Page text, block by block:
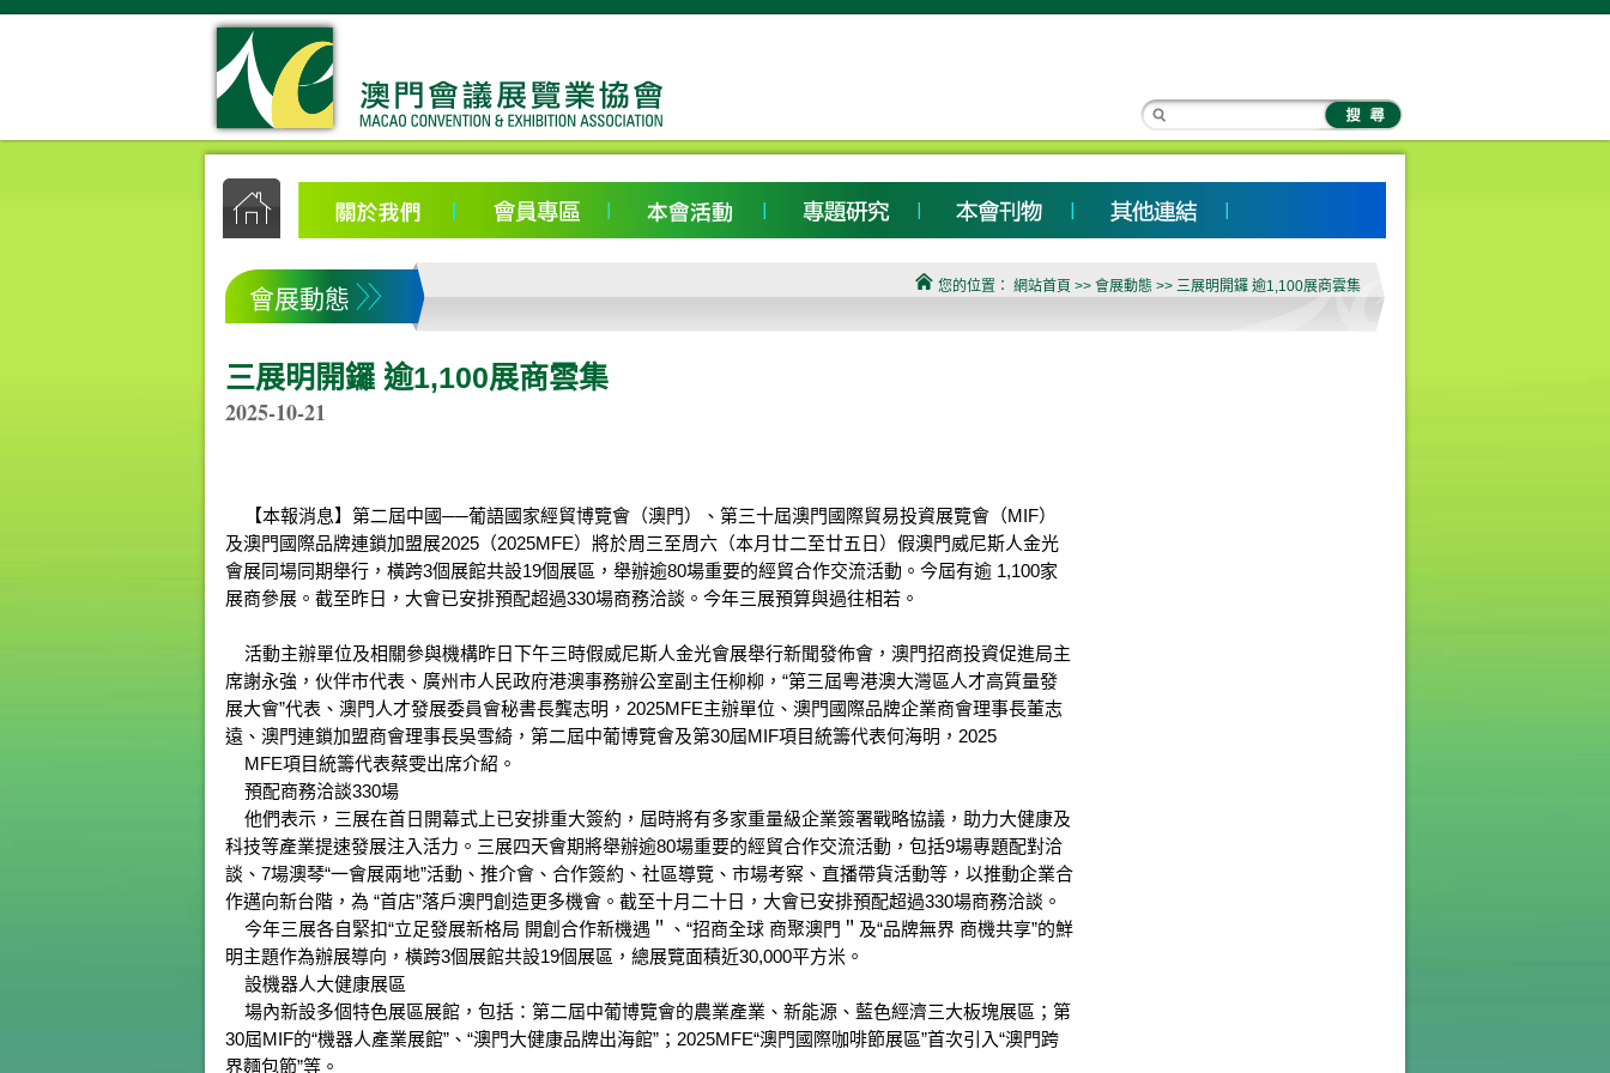
會展動態 您的位置： 網站首頁 >> 會展動態 >> 三展明開鑼 逾1,100展商雲集
三展明開鑼 逾1,100展商雲集
2025-10-21
【本報消息】第二屆中國──葡語國家經貿博覽會（澳門）、第三十屆澳門國際貿易投資展覽會（MIF）
及澳門國際品牌連鎖加盟展2025（2025MFE）將於周三至周六（本月廿二至廿五日）假澳門威尼斯人金光
會展同場同期舉行，橫跨3個展館共設19個展區，舉辦逾80場重要的經貿合作交流活動。今屆有逾 1,100家
展商參展。截至昨日，大會已安排預配超過330場商務洽談。今年三展預算與過往相若。
活動主辦單位及相關參與機構昨日下午三時假威尼斯人金光會展舉行新聞發佈會，澳門招商投資促進局主
席謝永強，伙伴市代表、廣州市人民政府港澳事務辦公室副主任柳柳，“第三屆粵港澳大灣區人才高質量發
展大會”代表、澳門人才發展委員會秘書長龔志明，2025MFE主辦單位、澳門國際品牌企業商會理事長董志
遠、澳門連鎖加盟商會理事長吳雪綺，第二屆中葡博覽會及第30屆MIF項目統籌代表何海明，2025
MFE項目統籌代表蔡雯出席介紹。
預配商務洽談330場
他們表示，三展在首日開幕式上已安排重大簽約，屆時將有多家重量級企業簽署戰略協議，助力大健康及
科技等產業提速發展注入活力。三展四天會期將舉辦逾80場重要的經貿合作交流活動，包括9場專題配對洽
談、7場澳琴“一會展兩地”活動、推介會、合作簽約、社區導覽、市場考察、直播帶貨活動等，以推動企業合
作邁向新台階，為 “首店”落戶澳門創造更多機會。截至十月二十日，大會已安排預配超過330場商務洽談。
今年三展各自緊扣“立足發展新格局 開創合作新機遇＂、“招商全球 商聚澳門＂及“品牌無界 商機共享”的鮮
明主題作為辦展導向，橫跨3個展館共設19個展區，總展覽面積近30,000平方米。
設機器人大健康展區
場內新設多個特色展區展館，包括：第二屆中葡博覽會的農業產業、新能源、藍色經濟三大板塊展區；第
30屆MIF的“機器人產業展館”、“澳門大健康品牌出海館”；2025MFE“澳門國際咖啡節展區”首次引入“澳門跨
界麵包節”等。